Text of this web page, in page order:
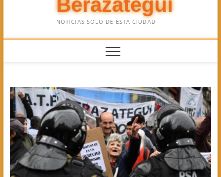
Berazategui
NOTICIAS SOLO DE ESTA CIUDAD